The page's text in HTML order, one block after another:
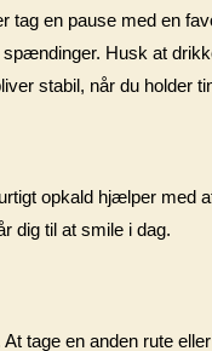
en pause med en
Husk at
stabil, når du holder
opkald hjælper med
dig til at smile i dag.
tage en anden rute